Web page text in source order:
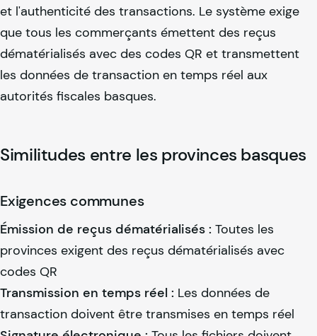
et l'authenticité des transactions. Le système exige
que tous les commerçants émettent des reçus
dématérialisés avec des codes QR et transmettent
les données de transaction en temps réel aux
autorités fiscales basques.
Similitudes entre les provinces basques
Exigences communes
Émission de reçus dématérialisés : Toutes les
provinces exigent des reçus dématérialisés avec
codes QR
Transmission en temps réel : Les données de
transaction doivent être transmises en temps réel